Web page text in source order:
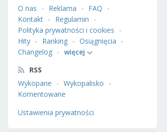
O nas
Reklama
FAQ
Kontakt
Regulamin
Polityka prywatności i cookies
Hity
Ranking
Osiągnięcia
Changelog
więcej
RSS
Wykopane
Wykopalisko
Komentowane
Ustawienia prywatności